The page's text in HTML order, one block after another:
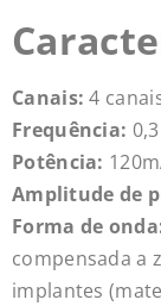
Canais: 4
Frequência:
Potência:
Amplitude de
Forma de
compensada a
implantes